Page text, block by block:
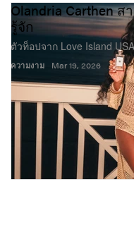
ความงาม
Olandria Carthen
รู้จัก
ตัวท็อปจาก Love Island
Mar 19, 2026